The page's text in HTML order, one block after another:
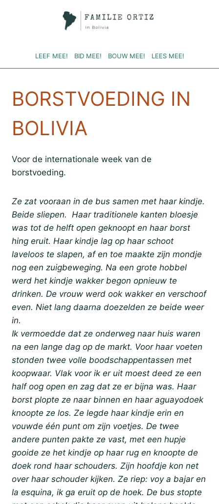
LEEF MEE! BID MEE! BOUW MEE! LEES MEE!
BORSTVOEDING IN
BOLIVIA
Voor de internationale week van de
borstvoeding.
Ze zat vooraan in de bus samen met haar kindje.
Beide sliepen. Haar traditionele kanten bloesje
was tot de helft open geknoopt en haar borst
hing eruit. Haar kindje lag op haar schoot
laveloos te slapen, af en toe maakte zijn mondje
nog een zuigbeweging. Na een grote hobbel
werd het kindje wakker begon opnieuw te
drinken. De vrouw werd ook wakker en verschoof
even. Niet lang daarna doezelden ze beide weer
in.
Ik vermoedde dat ze onderweg naar huis waren
na een lange dag op de markt. Voor haar voeten
stonden twee volle boodschappentassen met
koopwaar. Vlak voor ik er uit moest deed ze een
half oog open en zag dat ze er bijna was. Haar
borst plopte ze naar binnen en haar aguayodoek
knoopte ze los. Ze legde haar kindje erin en
vouwde één punt om zijn voetjes. De twee
andere punten pakte ze vast, met een hupje
gooide ze het kindje op haar rug en knoopte de
doek rond haar schouders. Zijn hoofdje kon net
over haar schouder kijken. Ze riep: voy a bajar en
la esquina, ik ga eruit op de hoek. De bus stopte